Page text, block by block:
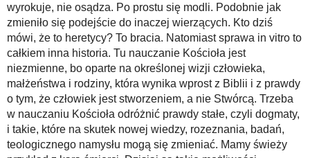
wyrokuje, nie osądza. Po prostu się modli. Podobnie jak
zmieniło się podejście do inaczej wierzących. Kto dziś
mówi, że to heretycy? To bracia. Natomiast sprawa in vitro to
całkiem inna historia. Tu nauczanie Kościoła jest
niezmienne, bo oparte na określonej wizji człowieka,
małżeństwa i rodziny, która wynika wprost z Biblii i z prawdy
o tym, że człowiek jest stworzeniem, a nie Stwórcą. Trzeba
w nauczaniu Kościoła odróżnić prawdy stałe, czyli dogmaty,
i takie, które na skutek nowej wiedzy, rozeznania, badań,
teologicznego namysłu mogą się zmieniać. Mamy świeży